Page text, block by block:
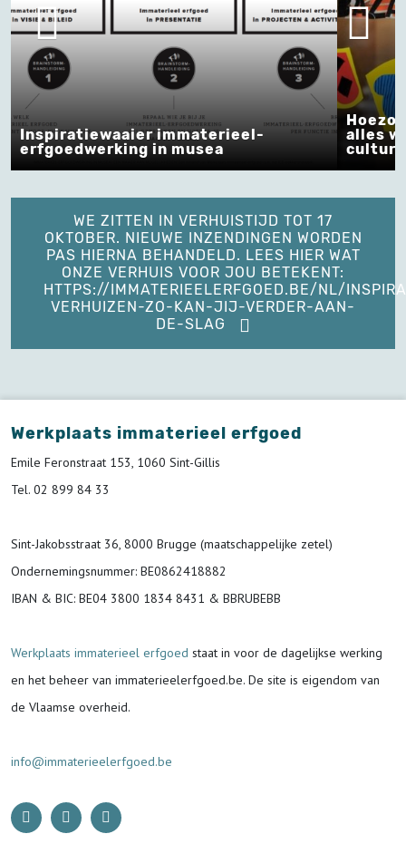
Inspiratiewaaier immaterieel-
erfgoedwerking in musea
alles
WE ZITTEN IN VERHUISTIJD TOT 17
OKTOBER. NIEUWE INZENDINGEN WORDEN
PAS HIERNA BEHANDELD. LEES HIER WAT
ONZE VERHUIS VOOR JOU BETEKENT:
HTTPS://IMMATERIEELERFGOED.BE/NL/
VERHUIZEN-ZO-KAN-JIJ-VERDER-AAN-
DE-SLAG
Werkplaats immaterieel erfgoed
Emile Feronstraat 153, 1060 Sint-Gillis
Tel. 02 899 84 33
Sint-Jakobsstraat 36, 8000 Brugge (maatschappelijke zetel)
Ondernemingsnummer: BE0862418882
IBAN & BIC: BE04 3800 1834 8431 & BBRUBEBB
Werkplaats immaterieel erfgoed staat in voor de dagelijkse werking
en het beheer van immaterieelerfgoed.be. De site is eigendom van
de Vlaamse overheid.
info@immaterieelerfgoed.be